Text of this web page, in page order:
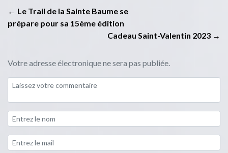
← Le Trail de la Sainte Baume se
prépare pour sa 15ème édition
Cadeau Saint-Valentin 2023 →
Votre adresse électronique ne sera pas publiée.